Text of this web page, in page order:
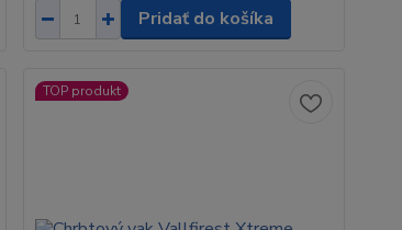
Pridať do košíka
TOP produkt